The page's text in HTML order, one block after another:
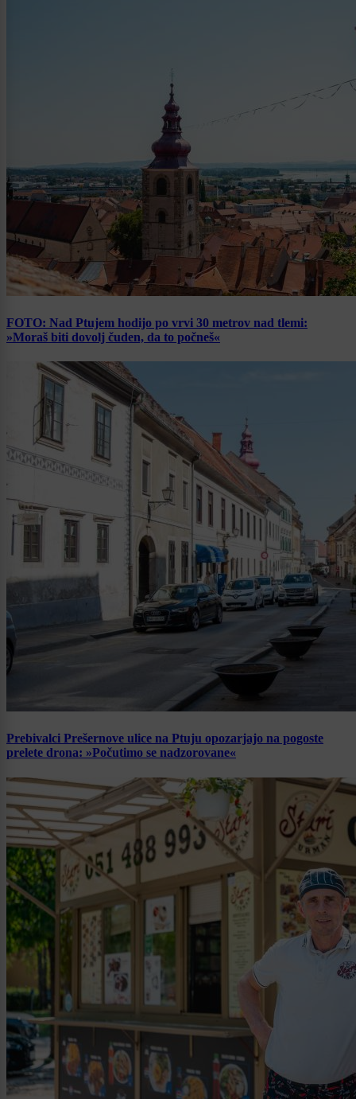
FOTO: Nad Ptujem hodijo po vrvi 30 metrov nad tlemi:
»Moraš biti dovolj čuden, da to počneš«
Prebivalci Prešernove ulice na Ptuju opozarjajo na pogoste
prelete drona: »Počutimo se nadzorovane«